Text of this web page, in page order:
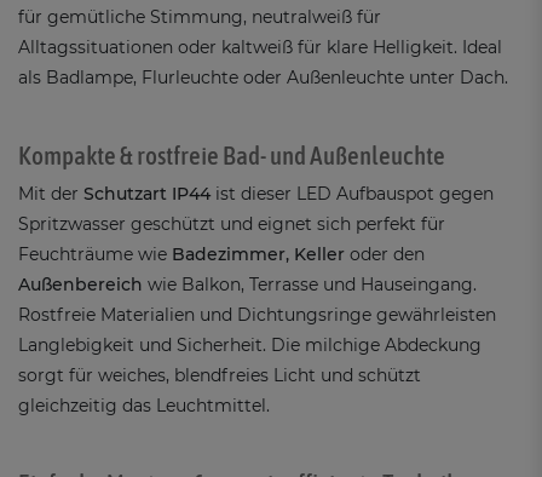
für gemütliche Stimmung, neutralweiß für
Alltagssituationen oder kaltweiß für klare Helligkeit. Ideal
als Badlampe, Flurleuchte oder Außenleuchte unter Dach.
Kompakte & rostfreie Bad- und Außenleuchte
Mit der Schutzart IP44 ist dieser LED Aufbauspot gegen
Spritzwasser geschützt und eignet sich perfekt für
Feuchträume wie Badezimmer, Keller oder den
Außenbereich wie Balkon, Terrasse und Hauseingang.
Rostfreie Materialien und Dichtungsringe gewährleisten
Langlebigkeit und Sicherheit. Die milchige Abdeckung
sorgt für weiches, blendfreies Licht und schützt
gleichzeitig das Leuchtmittel.